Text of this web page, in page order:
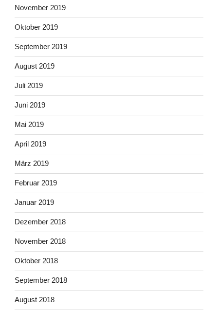
November 2019
Oktober 2019
September 2019
August 2019
Juli 2019
Juni 2019
Mai 2019
April 2019
März 2019
Februar 2019
Januar 2019
Dezember 2018
November 2018
Oktober 2018
September 2018
August 2018